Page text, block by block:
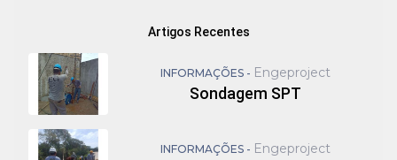
Artigos Recentes
INFORMAÇÕES - Engeproject
Sondagem SPT
INFORMAÇÕES - Engeproject